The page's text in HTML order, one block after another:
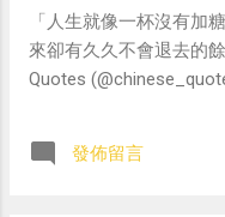
「人生就像一杯沒有加
來卻有久久不會退去的
Quotes
發佈留言